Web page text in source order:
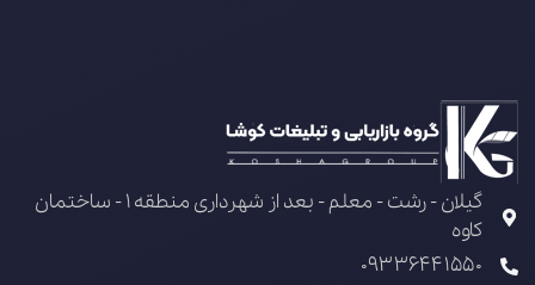
گیلان - رشت - معلم - بعد از شهرداری منطقه 1 - ساختمان
کاوه
09336441550